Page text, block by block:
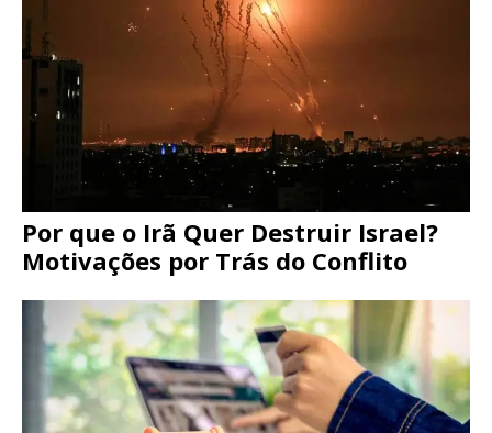
Por que o Irã Quer Destruir Israel?
Motivações por Trás do Conflito